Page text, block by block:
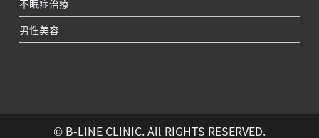
不眠症治療
男性美容
© B-LINE CLINIC. All RIGHTS RESERVED.